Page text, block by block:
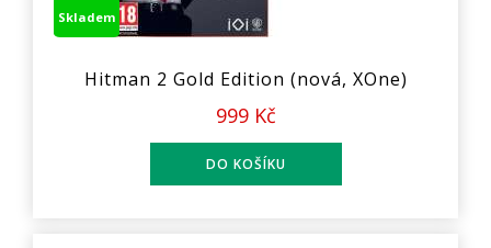
Skladem
Hitman 2 Gold Edition (nová, XOne)
999 Kč